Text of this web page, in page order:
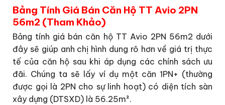
Bảng Tính Giá Bán Căn Hộ TT Avio 2PN
56m2 (Tham Khảo)
Bảng tính giá bán căn hộ TT Avio 2PN 56m2 dưới
đây sẽ giúp anh chị hình dung rõ hơn về giá trị thực
tế của căn hộ sau khi áp dụng các chính sách ưu
đãi. Chúng ta sẽ lấy ví dụ một căn 1PN+ (thường
được gọi là 2PN cho sự linh hoạt) có diện tích sàn
xây dựng (DTSXD) là 56.25m².